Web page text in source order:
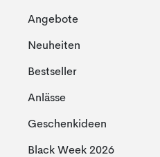
Angebote
Neuheiten
Bestseller
Anlässe
Geschenkideen
Black Week 2026